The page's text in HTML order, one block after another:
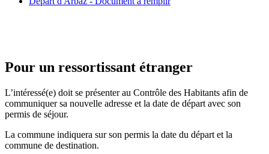
Pour un ressortissant étranger
L’intéressé(e) doit se présenter au Contrôle des Habitants afin de
communiquer sa nouvelle adresse et la date de départ avec son
permis de séjour.
La commune indiquera sur son permis la date du départ et la
commune de destination.